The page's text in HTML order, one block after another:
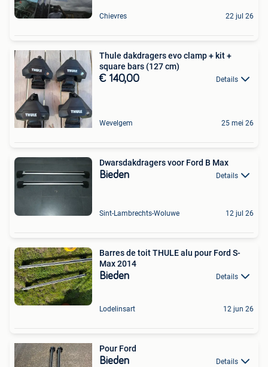
Chievres 22 jul 26
Thule dakdragers evo clamp + kit +
square bars (127 cm)
€ 140,00 Details
Wevelgem 25 mei 26
Dwarsdakdragers voor Ford B Max
Bieden Details
Sint-Lambrechts-Woluwe 12 jul 26
Barres de toit THULE alu pour Ford S-
Max 2014
Bieden Details
Lodelinsart 12 jun 26
Pour Ford
Bieden Details